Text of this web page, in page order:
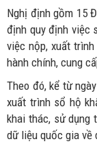
Nghị định gồm 15
định quy định việc
việc nộp, xuất
hành chính, cung
Theo đó, kể từ
xuất trình sổ hộ
khai thác, sử dụng
dữ liệu quốc gia về